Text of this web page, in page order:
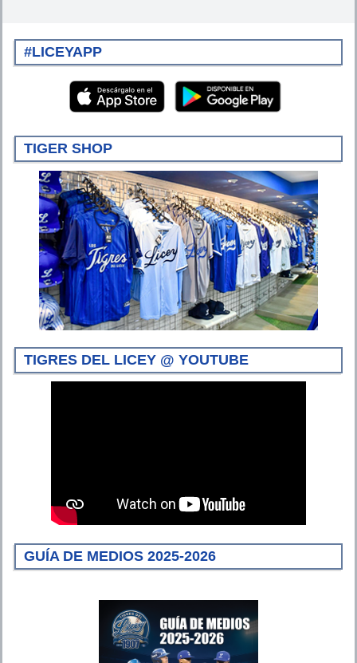
#LICEYAPP
TIGER SHOP
TIGRES DEL LICEY @ YOUTUBE
GUÍA DE MEDIOS 2025-2026